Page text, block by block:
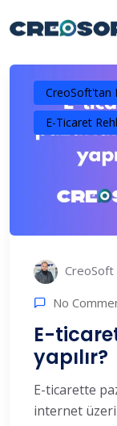
atla
CreoSoft'tan
E-Ticaret
CreoSoft
No
E-
yapılır?
E-ticarette
internet